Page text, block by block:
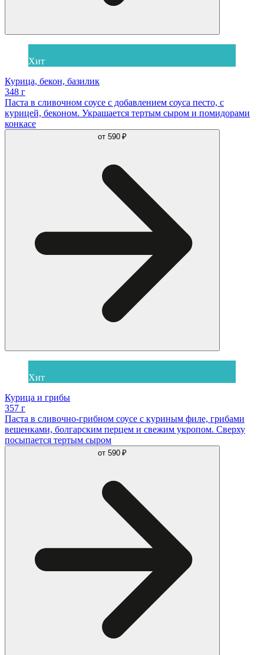
Хит
Курица, бекон, базилик
348 г
Паста в сливочном соусе с добавлением соуса песто, с
курицей, беконом. Украшается тертым сыром и помидорами
конкасе
от 590 ₽
Хит
Курица и грибы
357 г
Паста в сливочно-грибном соусе с куриным филе, грибами
вешенками, болгарским перцем и свежим укропом. Сверху
посыпается тертым сыром
от 590 ₽